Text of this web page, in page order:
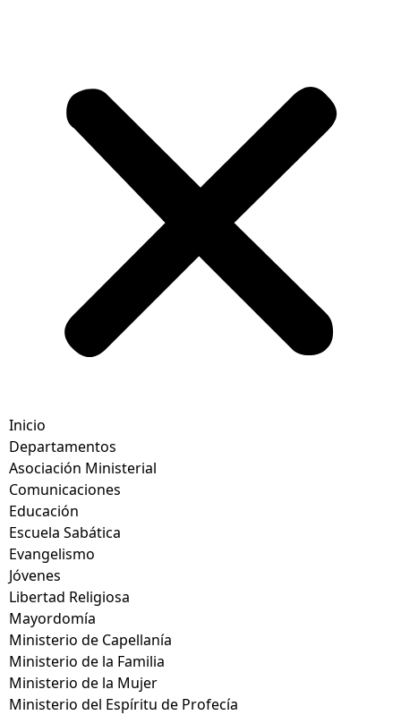
Inicio
Departamentos
Asociación Ministerial
Comunicaciones
Educación
Escuela Sabática
Evangelismo
Jóvenes
Libertad Religiosa
Mayordomía
Ministerio de Capellanía
Ministerio de la Familia
Ministerio de la Mujer
Ministerio del Espíritu de Profecía